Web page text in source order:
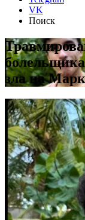
VK
Поиск
зла на